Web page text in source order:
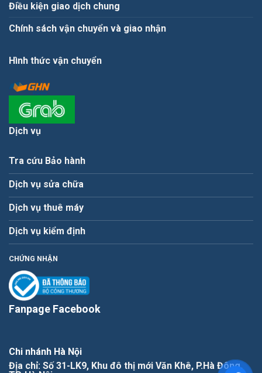
Điều kiện giao dịch chung
Chính sách vận chuyển và giao nhận
Hình thức vận chuyển
Dịch vụ
Tra cứu Bảo hành
Dịch vụ sửa chữa
Dịch vụ thuê máy
Dịch vụ kiểm định
CHỨNG NHẬN
Fanpage Facebook
Chi nhánh Hà Nội
Địa chỉ: Số 31-LK9, Khu đô thị mới Văn Khê, P.Hà Đông,